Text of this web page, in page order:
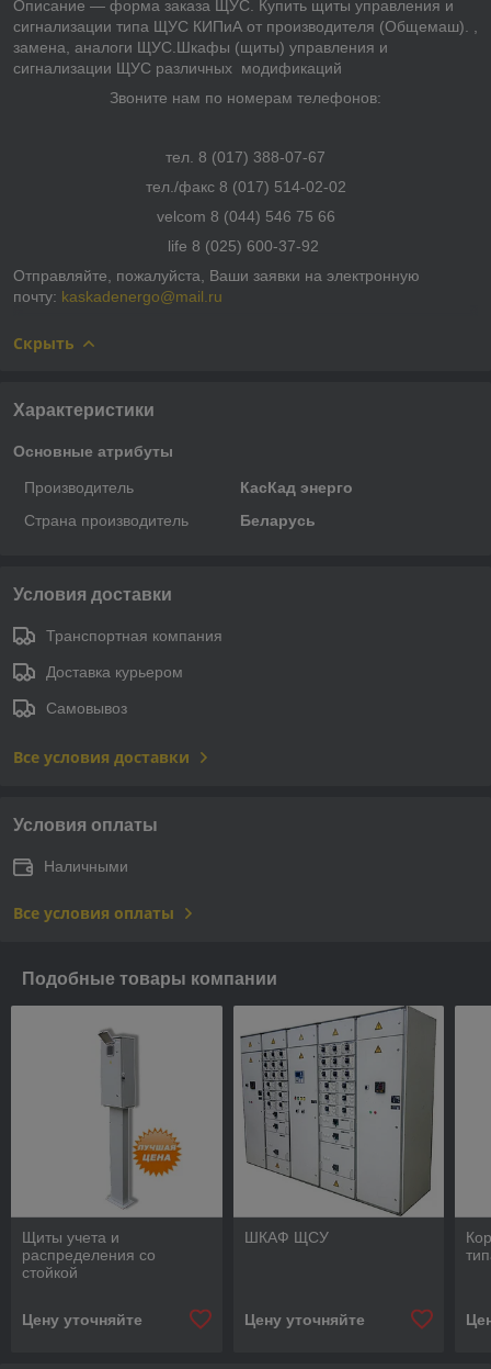
Описание ― форма заказа ЩУС. Купить щиты управления и
сигнализации типа ЩУС КИПиА от производителя (Общемаш). ,
замена, аналоги ЩУС.Шкафы (щиты) управления и
сигнализации ЩУС различных модификаций
Звоните нам по номерам телефонов:
тел. 8 (017) 388-07-67
тел./факс 8 (017) 514-02-02
velcom 8 (044) 546 75 66
life 8 (025) 600-37-92
Отправляйте, пожалуйста, Ваши заявки на электронную
почту: kaskadenergo@mail.ru
Скрыть
Характеристики
Основные атрибуты
Производитель
КасКад энерго
Страна производитель
Беларусь
Условия доставки
Транспортная компания
Доставка курьером
Самовывоз
Все условия доставки
Условия оплаты
Наличными
Все условия оплаты
Подобные товары компании
Щиты учета и
распределения со
стойкой
Цену уточняйте
ШКАФ ЩСУ
Цену уточняйте